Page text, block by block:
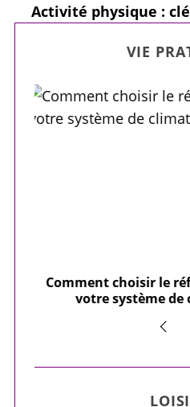
Activité physique :
VIE
Quatre plateformes
qui